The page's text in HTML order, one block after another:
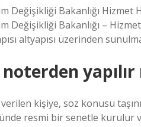
Değişikliği Bakanlığı
Değişikliği Bakanlığı –
altyapısı üzerinden
yapılır
kişiye, söz konusu
resmi bir senetle kurulur